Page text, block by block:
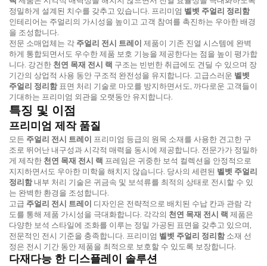
정밀하게 설계된 치수를 갖추고 있습니다. 프리미엄 벨벳 주얼리 정리함
인테리어는 주얼리의 가시성을 높이고 고객 참여를 촉진하는 우아한 배경
을 조성합니다.
전문 소매업체는 각 주얼리 전시 트레이 제품이 기존 진열 시스템에 완벽
하게 통합되면서도 우수한 제품 보호 기능을 제공한다는 점을 높이 평가합
니다. 강건한 천연 목재 전시 랙 구조는 빈번한 취급에도 견딜 수 있으며 장
기간의 상업적 사용 동안 구조적 완전성을 유지합니다. 고급스러운 벨벳
주얼리 정리함 표면 처리 기술로 마모를 방지하면서도, 까다로운 고객들이
기대하는 프리미엄 외관을 오랫동안 유지합니다.
특징 및 이점
프리미엄 제작 품질
모든 주얼리 전시 트레이 프리미엄 등급의 원목 소재를 사용한 견고한 구
조로 뛰어난 내구성과 시각적 매력을 동시에 제공합니다. 전문가가 정밀하
게 제작한 천연 목재 전시 랙 프레임은 귀중한 보석 컬렉션을 안정적으로
지지하면서도 우아한 미학을 해치지 않습니다. 당사의 세련된 벨벳 주얼리
정리함내부 처리 기술은 귀금속 및 보석류를 최적의 상태로 전시할 수 있
는 완벽한 환경을 조성합니다.
고급 주얼리 전시 트레이 디자인은 전략적으로 배치된 수납 칸과 관람 각
도를 통해 제품 가시성을 극대화합니다. 각각의 천연 목재 전시 랙 제품은
다양한 보석 스타일에 조화를 이루는 정밀 가공된 표면을 갖추고 있으며,
전문적인 전시 기준을 충족합니다. 프리미엄 벨벳 주얼리 정리함소재 선
정은 전시 기간 동안 제품을 최적으로 보호할 수 있도록 보장합니다.
다재다능 한 디스플레이 솔루션